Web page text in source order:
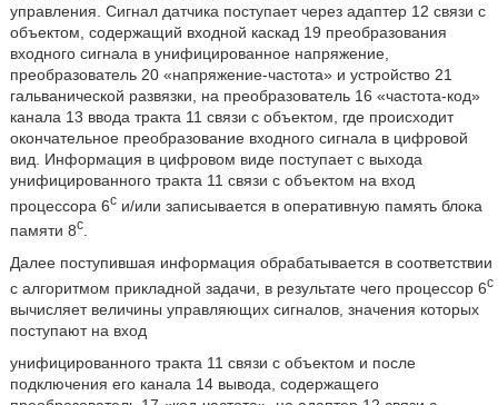
управления. Сигнал датчика поступает через адаптер 12 связи с
объектом, содержащий входной каскад 19 преобразования
входного сигнала в унифицированное напряжение,
преобразователь 20 «напряжение-частота» и устройство 21
гальванической развязки, на преобразователь 16 «частота-код»
канала 13 ввода тракта 11 связи с объектом, где происходит
окончательное преобразование входного сигнала в цифровой
вид. Информация в цифровом виде поступает с выхода
унифицированного тракта 11 связи с объектом на вход
процессора 6cи/или записывается в оперативную память блока
памяти 8с.
Далее поступившая информация обрабатывается в соответствии
с алгоритмом прикладной задачи, в результате чего процессор 6с
вычисляет величины управляющих сигналов, значения которых
поступают на вход
унифицированного тракта 11 связи с объектом и после
подключения его канала 14 вывода, содержащего